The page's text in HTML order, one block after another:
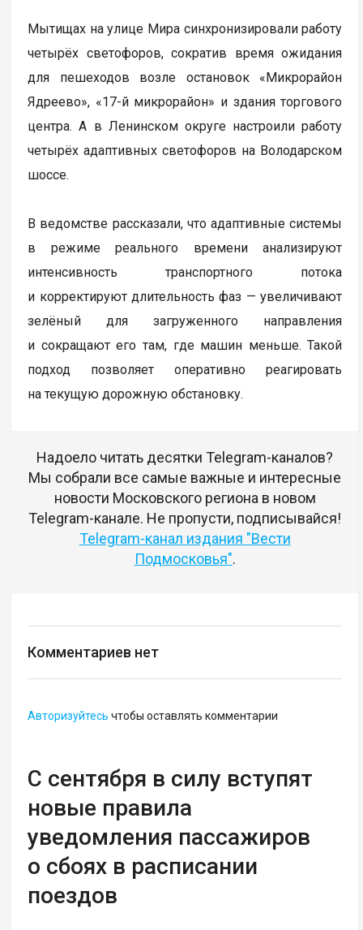
Мытищах на улице Мира синхронизировали работу
четырёх светофоров, сократив время ожидания
для пешеходов возле остановок «Микрорайон
Ядреево», «17-й микрорайон» и здания торгового
центра. А в Ленинском округе настроили работу
четырёх адаптивных светофоров на Володарском
шоссе.
В ведомстве рассказали, что адаптивные системы
в режиме реального времени анализируют
интенсивность транспортного потока
и корректируют длительность фаз — увеличивают
зелёный для загруженного направления
и сокращают его там, где машин меньше. Такой
подход позволяет оперативно реагировать
на текущую дорожную обстановку.
Надоело читать десятки Telegram-каналов?
Мы собрали все самые важные и интересные
новости Московского региона в новом
Telegram-канале. Не пропусти, подписывайся!
Telegram-канал издания "Вести
Подмосковья".
Комментариев нет
Авторизуйтесь чтобы оставлять комментарии
С сентября в силу вступят
новые правила
уведомления пассажиров
о сбоях в расписании
поездов